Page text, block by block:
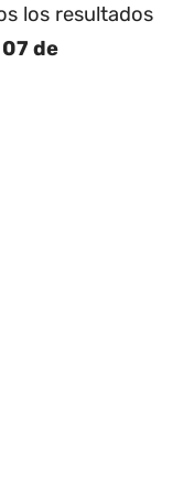
los resultados
07 de